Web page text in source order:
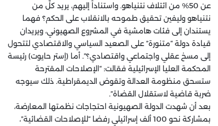
عن 50% من ائتلاف نتنياهو. واستناداً إليهم، يريد كلٌّ من
نتنياهو وليفين تحقيق طموحه بالانقلاب على الحكم؟ فهما
يستندان إلى فئات هامشية في المشروع الصهيوني، ويريدان
قيادة دولة “متنورة” على الصعيد السياسي والاقتصادي لتتحول
إلى مسخ عقلي واجتماعي واقتصادي؟”. أما (إستر حايوت) رئيسة
المحكمة العليا الإسرائيلية فقالت: “الإصلاحات المقترحة
ستسحق منظومة العدالة وتقوض الديمقراطية. ذلك سيوجه
ضربة قاضية لاستقلال القضاة”.
بعد أن شهدت الدولة الصهيونية احتجاجات نظمتها المعارضة،
بمشاركة نحو 100 ألف إسرائيلي رفضا “للإصلاحات القضائية”،